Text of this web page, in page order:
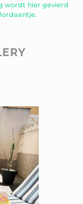
wordt hier gevierd